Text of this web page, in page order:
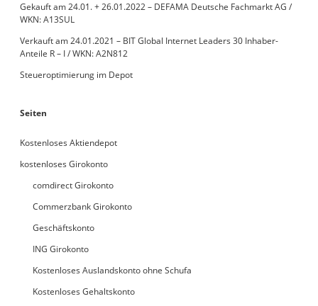
Gekauft am 24.01. + 26.01.2022 – DEFAMA Deutsche Fachmarkt AG /
WKN: A13SUL
Verkauft am 24.01.2021 – BIT Global Internet Leaders 30 Inhaber-
Anteile R – I / WKN: A2N812
Steueroptimierung im Depot
Seiten
Kostenloses Aktiendepot
kostenloses Girokonto
comdirect Girokonto
Commerzbank Girokonto
Geschäftskonto
ING Girokonto
Kostenloses Auslandskonto ohne Schufa
Kostenloses Gehaltskonto